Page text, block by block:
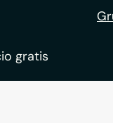
gratis